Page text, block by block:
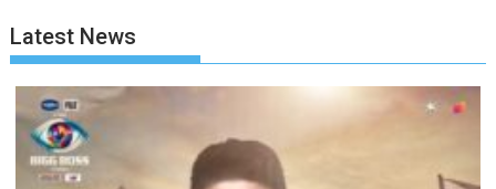
Latest News